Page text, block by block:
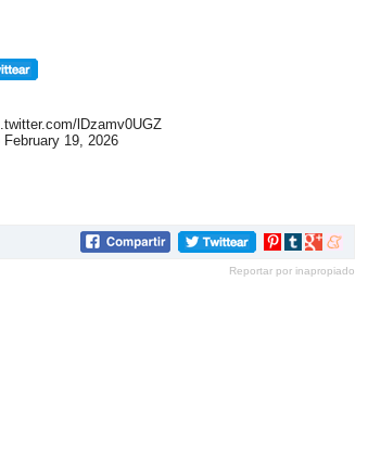
lDzamv0UGZ
February 19, 2026
Compartir
Pinterest
Compartir
tumblr
Compartir
Google+
Reportar por inapropiado